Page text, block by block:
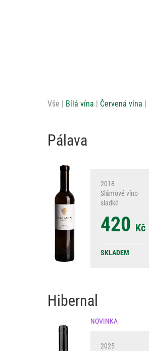
Vše Bílá vína Červená vína
Pálava
2018
Slámové víno
sladké
420 Kč
SKLADEM
Hibernal
NOVINKA
2025